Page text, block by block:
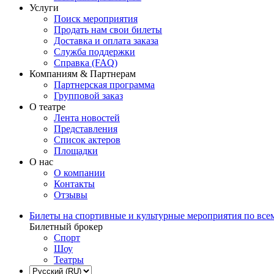
Услуги
Поиск мероприятия
Продать нам свои билеты
Доставка и оплата заказа
Служба поддержки
Справка (FAQ)
Компаниям & Партнерам
Партнерская программа
Групповой заказ
О театре
Лента новостей
Представления
Список актеров
Площадки
О нас
О компании
Контакты
Отзывы
Билеты на спортивные и культурные мероприятия по
Билетный брокер
Спорт
Шоу
Театры